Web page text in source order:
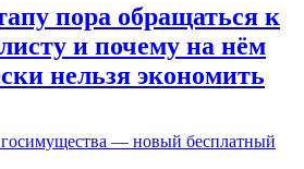
пора обращаться к
и почему на нём
нельзя экономить